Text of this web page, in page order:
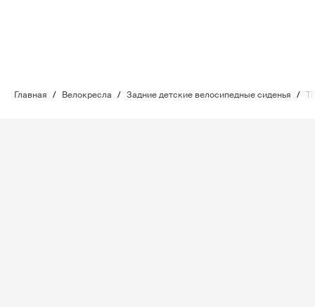
Главная / Велокресла / Задние детские велосипедные сиденья /